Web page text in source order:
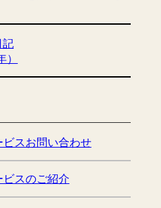
記
スお問い合わせ
スのご紹介